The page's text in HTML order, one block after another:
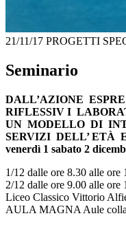
21/11/17 PROGETTI
Seminario
DALL’AZIONE
RIFLESSIV I
UN MODELLO DI
SERVIZI DELL’ ETÀ
venerdì 1 sabato 2
1/12 dalle ore 8.30 alle ore
2/12 dalle ore 9.00 alle ore
Liceo Classico Vittorio
AULA MAGNA Aule